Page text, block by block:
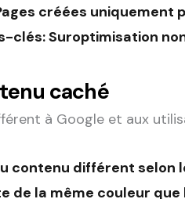
créées
clés: Suroptimisation
caché
à Google et aux
contenu différent selon
de la même couleur que